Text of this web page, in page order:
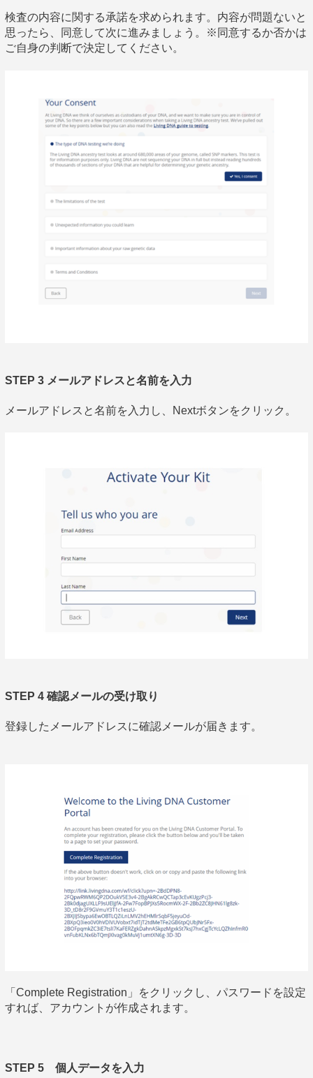
検査の内容に関する承諾を求められます。内容が問題ないと
思ったら、同意して次に進みましょう。※同意するか否かは
ご自身の判断で決定してください。
STEP 3 メールアドレスと名前を入力
メールアドレスと名前を入力し、Nextボタンをクリック。
STEP 4 確認メールの受け取り
登録したメールアドレスに確認メールが届きます。
「Complete Registration」をクリックし、パスワードを設定
すれば、アカウントが作成されます。
STEP 5 個人データを入力